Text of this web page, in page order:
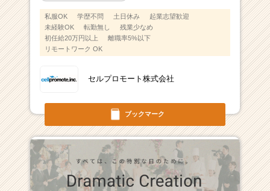
ブックマーク
私服OK 学歴不問 土日休み
起業志望歓迎
未経験OK
転勤無し
残業少なめ
初任給20万円以上
離職率5%以下
リモートワーク OK
セルプロモート株式会社